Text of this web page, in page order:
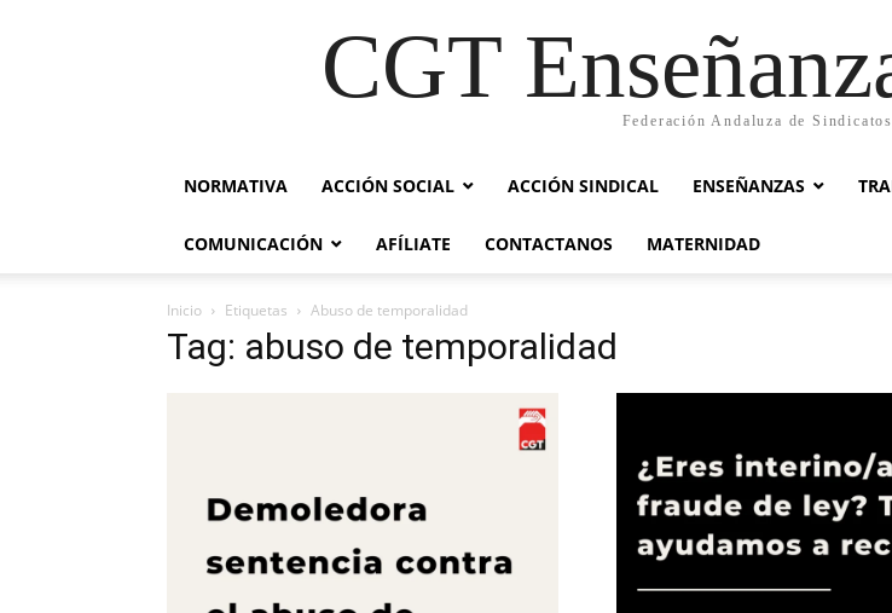
CGT
Federación Andaluza de
NORMATIVA ACCIÓN SOCIAL ACCIÓN SINDICAL ENSEÑANZAS
COMUNICACIÓN AFÍLIATE CONTACTANOS MATERNIDAD
Inicio Etiquetas Abuso de temporalidad
Tag: abuso de temporalidad